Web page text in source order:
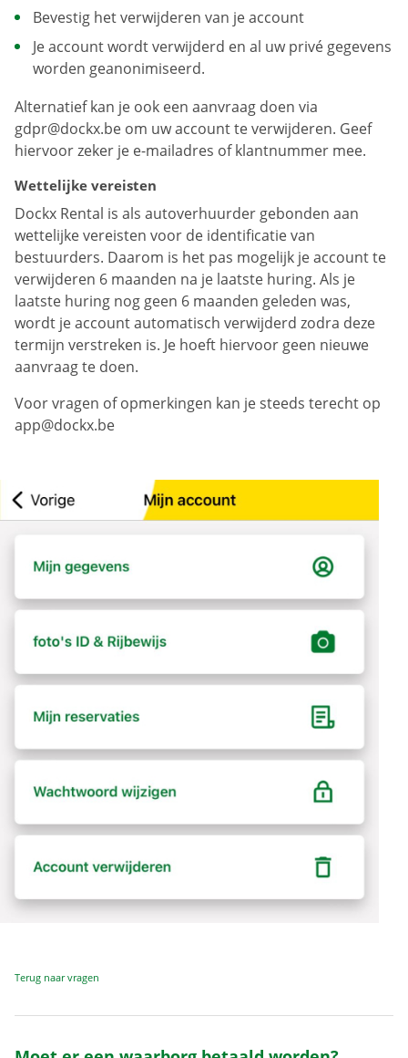
Bevestig het verwijderen van je account
Je account wordt verwijderd en al uw privé gegevens
worden geanonimiseerd.
Alternatief kan je ook een aanvraag doen via
gdpr@dockx.be om uw account te verwijderen. Geef
hiervoor zeker je e-mailadres of klantnummer mee.
Wettelijke vereisten
Dockx Rental is als autoverhuurder gebonden aan
wettelijke vereisten voor de identificatie van
bestuurders. Daarom is het pas mogelijk je account te
verwijderen 6 maanden na je laatste huring. Als je
laatste huring nog geen 6 maanden geleden was,
wordt je account automatisch verwijderd zodra deze
termijn verstreken is. Je hoeft hiervoor geen nieuwe
aanvraag te doen.
Voor vragen of opmerkingen kan je steeds terecht op
app@dockx.be
Terug naar vragen